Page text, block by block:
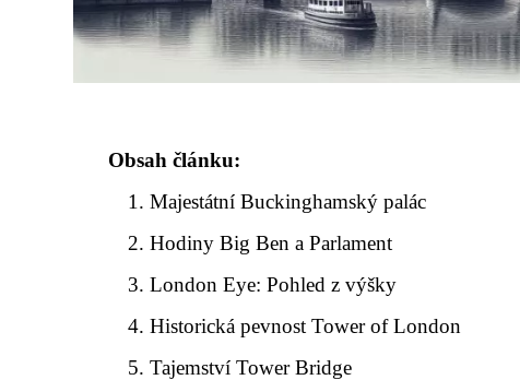
Obsah článku:
Majestátní Buckinghamský palác
Hodiny Big Ben a Parlament
London Eye: Pohled z výšky
Historická pevnost Tower of London
Tajemství Tower Bridge